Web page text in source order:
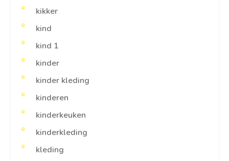
kikker
kind
kind 1
kinder
kinder kleding
kinderen
kinderkeuken
kinderkleding
kleding